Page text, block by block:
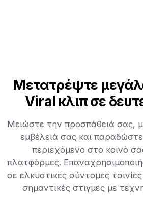
Μετατρέψτε
Viral κλιπ σε
Μειώστε την προσπάθειά σας,
εμβέλειά σας και
περιεχόμενο στο κοινό
πλατφόρμες.
σε ελκυστικές σύντομες
σημαντικές στιγμές με